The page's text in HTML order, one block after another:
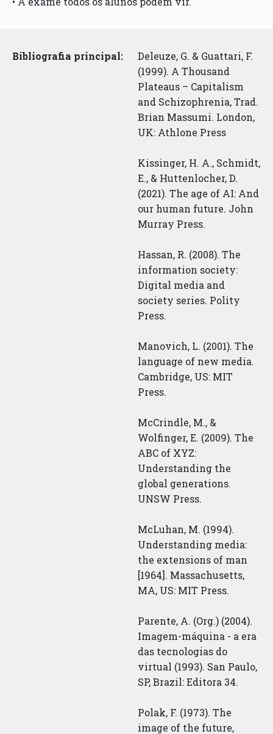
Bibliografia principal:
Deleuze, G. & Guattari, F.
(1999). A Thousand
Plateaus – Capitalism
and Schizophrenia, Trad.
Brian Massumi. London,
UK: Athlone Press
Kissinger, H. A., Schmidt,
E., & Huttenlocher, D.
(2021). The age of AI: And
our human future. John
Murray Press.
Hassan, R. (2008). The
information society:
Digital media and
society series. Polity
Press.
Manovich, L. (2001). The
language of new media.
Cambridge, US: MIT
Press.
McCrindle, M., &
Wolfinger, E. (2009). The
ABC of XYZ:
Understanding the
global generations.
UNSW Press.
McLuhan, M. (1994).
Understanding media:
the extensions of man
[1964]. Massachusetts,
MA, US: MIT Press.
Parente, A. (Org.) (2004).
Imagem-máquina - a era
das tecnologias do
virtual (1993). San Paulo,
SP, Brazil: Editora 34.
Polak, F. (1973). The
image of the future,